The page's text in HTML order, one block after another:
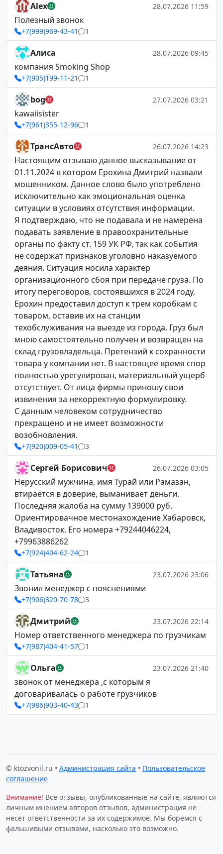
Alex 28.07.2026 11:59
Полезный звонок
+7(999)969-43-41 1
Алиса 28.07.2026 09:45
компания Smoking Shop
+7(905)199-11-21 1
bog 27.07.2026 03:21
kawaiisister
+7(961)355-12-96 1
ТрансАвто 26.07.2026 14:23
Настоящим отзываю данное высказывание от
01.11.2024 в котором Ерохина Дмитрий назвали
мошенником. Данное слово было употреблено
исключительно как эмоциональная оценка
ситуации в условиях отсутствия информации.
Я подтверждаю, что не подавала и не намерена
подавать заявление в правоохранительные
органы по факту ст. 159 УК РФ, так как события
не содержат признаков уголовно наказуемого
деяния. Ситуация носила характер
организационного сбоя при передаче груза. По
итогу переговоров, состоявшихся в 2024 году,
Ерохин предоставил доступ к трем коробкам с
товаром, оставив их на станции
техобслуживания на выезде из города. Груз был
мною самостоятельно получен и возвращен на
склад грузовладельца. Претензий к сохранности
товара у компании нет. В настоящее время спор
полностью урегулирован, материальный ущерб
отсутствует. От лица фирмы приношу свои
извинения за некорректную формулировку.
С данным человеком сотрудничество
прекращено и не имеет возможности
возобновления.
+7(920)009-05-41 3
Сергей Борисович 26.07.2026 03:05
Нерусский мужчина, имя Турай или Рамазан,
втирается в доверие, выманивает деньги.
Последняя жалоба на сумму 139000 руб.
Ориентировачное местонахождение Хабаровск,
Владивосток. Его номера +79244046224,
+79963886262
+7(924)404-62-24 1
Татьяна 23.07.2026 23:06
Звонил менеджер с пояснениями
+7(906)320-70-78 3
Дмитрий 23.07.2026 22:14
Номер ответственного менеджера по грузчикам
+7(987)404-41-57 1
Ольга 23.07.2026 21:40
звонок от менеджера ,с которым я
договаривалась о работе грузчиков
+7(986)903-40-43 1
© ktozvonil.ru • Администрация сайта • Пользовательское
соглашение
Внимание! Все отзывы, опубликованные на сайте, являются
личным мнением авторов отзывов, администрация не
несет ответственности за их содержимое. Мы боремся с
фальшивыми отзывами, насколько это возможно.